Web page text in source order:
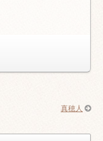
真穂人